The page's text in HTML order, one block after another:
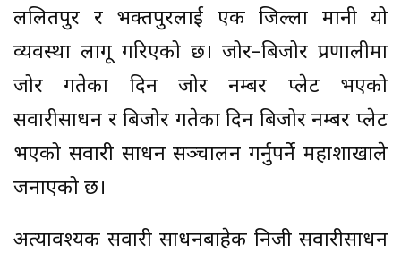
ललितपुर र भक्तपुरलाई एक जिल्ला मानी यो
व्यवस्था लागू गरिएको छ। जोर–बिजोर प्रणालीमा
जोर गतेका दिन जोर नम्बर प्लेट भएको
सवारीसाधन र बिजोर गतेका दिन बिजोर नम्बर प्लेट
भएको सवारी साधन सञ्चालन गर्नुपर्ने महाशाखाले
जनाएको छ।
अत्यावश्यक सवारी साधनबाहेक निजी सवारीसाधन